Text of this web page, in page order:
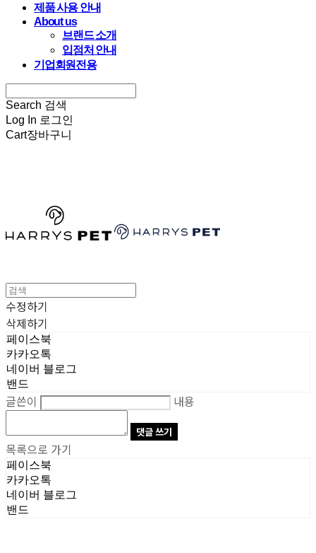
제품 사용 안내
About us
브랜드 소개
입점처 안내
기업회원전용
Search 검색
Log In 로그인
Cart장바구니
수정하기
삭제하기
페이스북
카카오톡
네이버 블로그
밴드
글쓴이 내용
댓글 쓰기
목록으로 가기
페이스북
카카오톡
네이버 블로그
밴드